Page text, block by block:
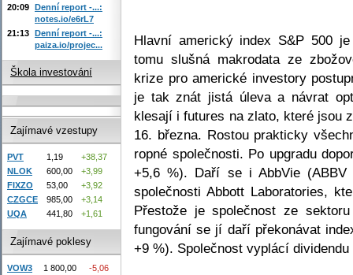
Hlavní americký index S&P 500
tomu slušná makrodata ze
krize pro americké investory
je tak znát jistá úleva a návrat
klesají i futures na zlato, které jsou
16. března. Rostou prakticky
ropné společnosti. Po upgradu
+5,6 %). Daří se i AbbVie (ABBV
společnosti Abbott Laboratories,
Přestože je společnost ze
fungování se jí daří překonávat
+9 %). Společnost vyplácí
20:09 Denní report -...:
notes.io/e6rL7
21:13 Denní report -...:
paiza.io/projec...
Škola investování
Zajímavé vzestupy
PVT 1,19
+38,37
NLOK
600,00
+3,99
FIXZO
53,00
+3,92
CZGCE
985,00
+3,14
UQA
441,80 +1,61
Zajímavé poklesy
VOW3 1 800,00
-5,06